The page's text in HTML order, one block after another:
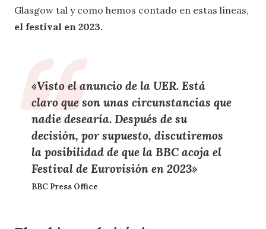
Glasgow tal y como hemos contado en estas líneas,
el festival en 2023.
«Visto el anuncio de la UER. Está
claro que son unas circunstancias que
nadie desearía. Después de su
decisión, por supuesto, discutiremos
la posibilidad de que la BBC acoja el
Festival de Eurovisión en 2023»
BBC Press Office